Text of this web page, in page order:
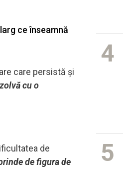
ce înseamnă
care persistă și
cu o
de
de figura de
4
5